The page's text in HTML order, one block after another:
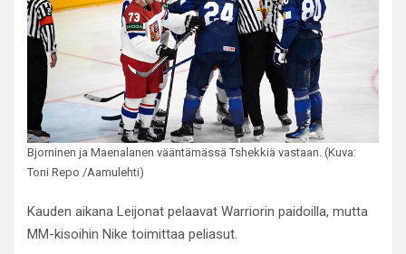
Bjorninen ja Maenalanen vääntämässä Tshekkiä vastaan. (Kuva:
Toni Repo /Aamulehti)
Kauden aikana Leijonat pelaavat Warriorin paidoilla, mutta
MM-kisoihin Nike toimittaa peliasut.